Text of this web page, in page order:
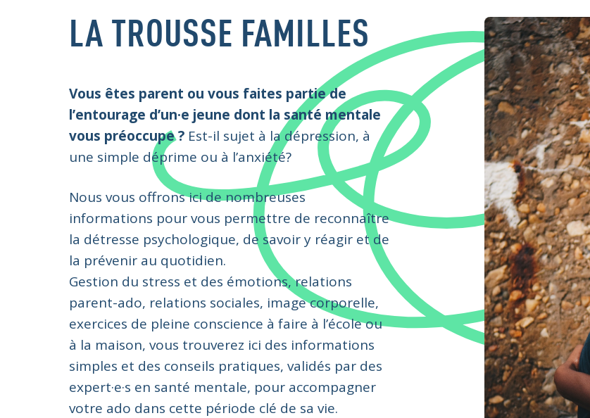
LA TROUSSE FAMILLES
Vous êtes parent ou vous faites partie de
l’entourage d’un·e jeune dont la santé mentale
vous préoccupe ? Est-il sujet à la dépression, à
une simple déprime ou à l’anxiété?
Nous vous offrons ici de nombreuses
informations pour vous permettre de reconnaître
la détresse psychologique, de savoir y réagir et de
la prévenir au quotidien.
Gestion du stress et des émotions, relations
parent-ado, relations sociales, image corporelle,
exercices de pleine conscience à faire à l’école ou
à la maison, vous trouverez ici des informations
simples et des conseils pratiques, validés par des
expert·e·s en santé mentale, pour accompagner
votre ado dans cette période clé de sa vie.